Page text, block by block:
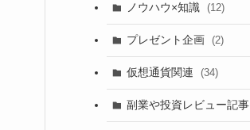
ノウハウ×知識 (12)
プレゼント企画 (2)
仮想通貨関連 (34)
副業や投資レビュー記事